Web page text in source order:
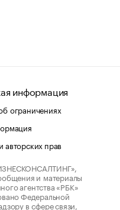
информация
ограничениях
прав
и материалы
агентства «РБК»
Федеральной
в сфере связи,